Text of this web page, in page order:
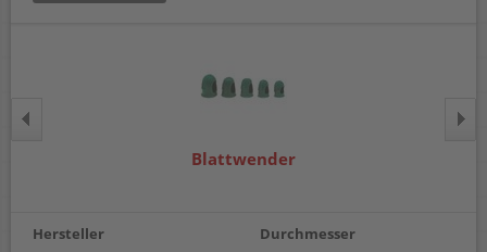
Blattwender
Hersteller Durchmesser